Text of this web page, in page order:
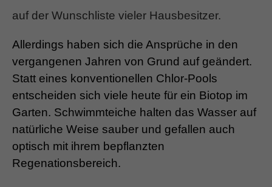
auf der Wunschliste vieler Hausbesitzer.
Allerdings haben sich die Ansprüche in den
vergangenen Jahren von Grund auf geändert.
Statt eines konventionellen Chlor-Pools
entscheiden sich viele heute für ein Biotop im
Garten. Schwimmteiche halten das Wasser auf
natürliche Weise sauber und gefallen auch
optisch mit ihrem bepflanzten
Regenationsbereich.